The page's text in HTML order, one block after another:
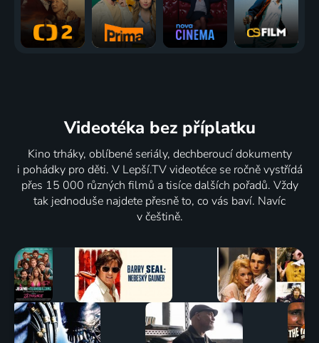
Videotéka bez příplatku
Kino trháky, oblíbené seriály, dechberoucí dokumenty
i pohádky pro děti. V Lepší.TV videotéce se ročně vystřídá
přes 15 000 různých filmů a tisíce dalších pořadů. Vždy
tak jednoduše najdete přesně to, co vás baví. Navíc
v češtině.